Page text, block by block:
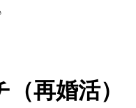
再婚活）